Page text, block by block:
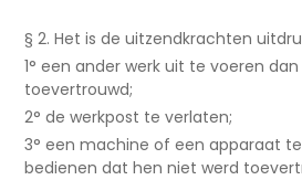
§ 2. Het is de uitzendkrachten
1° een ander werk uit te voeren
toevertrouwd;
2° de werkpost te verlaten;
3° een machine of een apparaat
bedienen dat hen niet werd